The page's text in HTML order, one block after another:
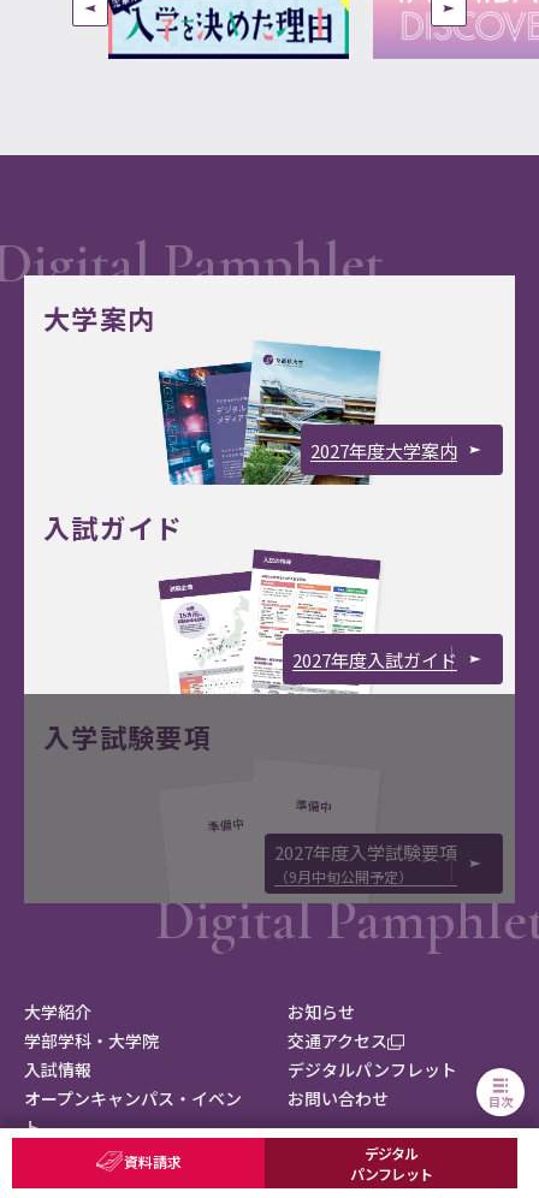
資料請求
デジタル
パンフレット
目次
大学案内
2027年度大学案内
入試ガイド
2027年度入試ガイド
入学試験要項
2027年度入学試験要項
（9月中旬公開予定）
大学紹介
お知らせ
学部学科・大学院
交通アクセス
入試情報
デジタルパンフレット
オープンキャンパス・イベン
ト
お問い合わせ
就職・進路・資格 サイトマップ